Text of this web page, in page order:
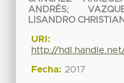
ANDRÉS;
LISANDRO CHRISTIAN
URI:
http://
Fecha: 2017